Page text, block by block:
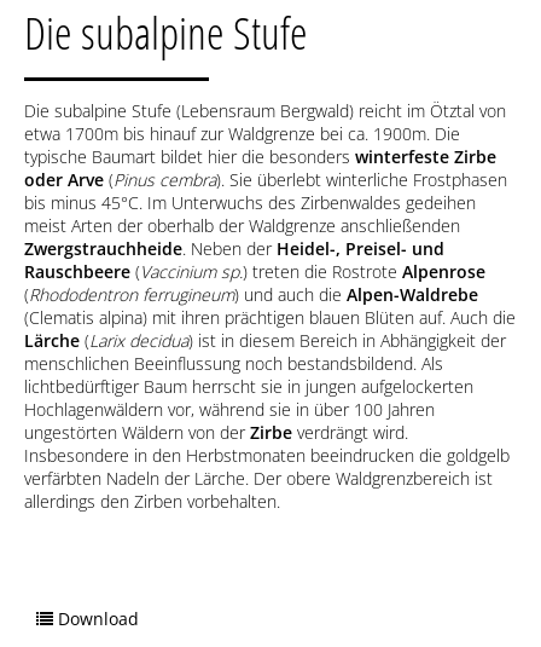
Die subalpine Stufe
Die subalpine Stufe (Lebensraum Bergwald) reicht im Ötztal von
etwa 1700m bis hinauf zur Waldgrenze bei ca. 1900m. Die
typische Baumart bildet hier die besonders winterfeste Zirbe
oder Arve (Pinus cembra). Sie überlebt winterliche Frostphasen
bis minus 45°C. Im Unterwuchs des Zirbenwaldes gedeihen
meist Arten der oberhalb der Waldgrenze anschließenden
Zwergstrauchheide. Neben der Heidel-, Preisel- und
Rauschbeere (Vaccinium sp.) treten die Rostrote Alpenrose
(Rhododentron ferrugineum) und auch die Alpen-Waldrebe
(Clematis alpina) mit ihren prächtigen blauen Blüten auf. Auch die
Lärche (Larix decidua) ist in diesem Bereich in Abhängigkeit der
menschlichen Beeinflussung noch bestandsbildend. Als
lichtbedürftiger Baum herrscht sie in jungen aufgelockerten
Hochlagenwäldern vor, während sie in über 100 Jahren
ungestörten Wäldern von derZirbe verdrängt wird.
Insbesondere in den Herbstmonaten beeindrucken die goldgelb
verfärbten Nadeln der Lärche. Der obere Waldgrenzbereich ist
allerdings den Zirben vorbehalten.
Download